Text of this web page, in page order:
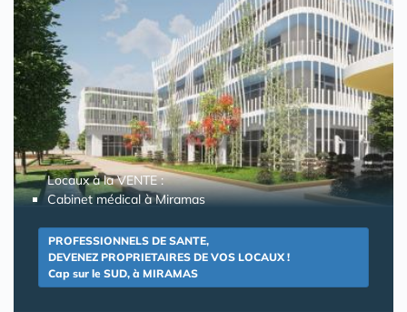
Locaux à la VENTE :
Cabinet médical à Miramas
PROFESSIONNELS DE SANTE,
DEVENEZ PROPRIETAIRES DE VOS LOCAUX !
Cap sur le SUD, à MIRAMAS